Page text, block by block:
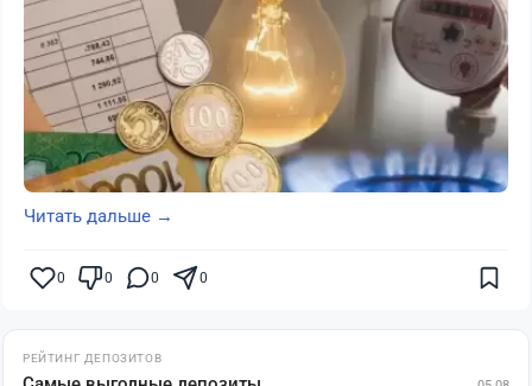
Читать дальше →
0 0 0 0
РЕЙТИНГ ДЕПОЗИТОВ